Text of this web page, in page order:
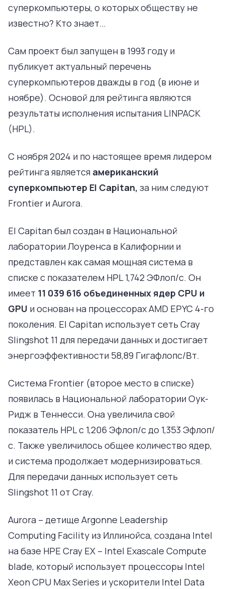
суперкомпьютеры, о которых обществу не
известно? Кто знает…
Сам проект был запущен в 1993 году и
публикует актуальный перечень
суперкомпьютеров дважды в год (в июне и
ноябре). Основой для рейтинга являются
результаты исполнения испытания LINPACK
(HPL).
С ноября 2024 и по настоящее время лидером
рейтинга является американский
суперкомпьютер El Capitan, за ним следуют
Frontier и Aurora.
El Capitan был создан в Национальной
лаборатории Лоуренса в Калифорнии и
представлен как самая мощная система в
списке с показателем HPL 1,742 ЭФлоп/с. Он
имеет 11 039 616 объединенных ядер CPU и
GPU и основан на процессорах AMD EPYC 4-го
поколения. El Capitan использует сеть Cray
Slingshot 11 для передачи данных и достигает
энергоэффективности 58,89 Гигафлопс/Вт.
Система Frontier (второе место в списке)
появилась в Национальной лаборатории Оук-
Ридж в Теннесси. Она увеличила свой
показатель HPL с 1,206 Эфлоп/с до 1,353 Эфлоп/
с. Также увеличилось общее количество ядер,
и система продолжает модернизироваться.
Для передачи данных использует сеть
Slingshot 11 от Cray.
Aurora – детище Argonne Leadership
Computing Facility из Иллинойса, создана Intel
на базе HPE Cray EX – Intel Exascale Compute
blade, который использует процессоры Intel
Xeon CPU Max Series и ускорители Intel Data